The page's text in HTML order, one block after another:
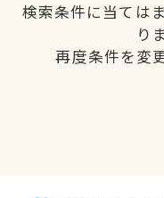
検索条件に当ては
り
再度条件を変